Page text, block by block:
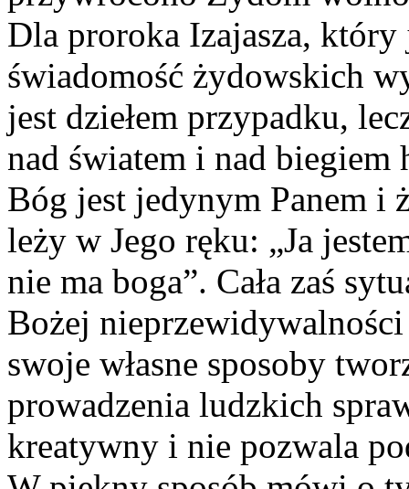
Dla proroka Izajasza, który
świadomość żydowskich
jest dziełem przypadku,
nad światem i nad biegiem
Bóg jest jedynym Panem i
leży w Jego ręku: „Ja
nie ma boga”. Cała zaś
Bożej
swoje własne sposoby
prowadzenia ludzkich
kreatywny i nie pozwala